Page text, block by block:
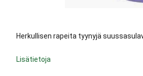
Herkullisen rapeita tyynyjä
Lisätietoja